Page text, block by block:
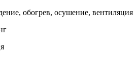
обогрев, осушение, вентиляция